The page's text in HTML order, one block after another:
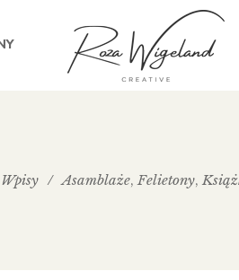
Wpisy / Asamblaże,Felietony,